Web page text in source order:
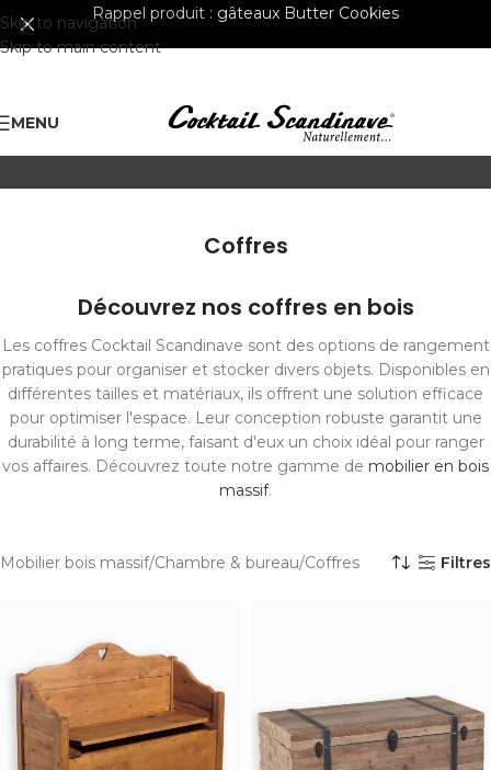
Skip to navigation
Skip to main content
Rappel produit : gâteaux Butter Cookies
MENU
Coffres
Découvrez nos coffres en bois
Les coffres Cocktail Scandinave sont des options de rangement
pratiques pour organiser et stocker divers objets. Disponibles en
différentes tailles et matériaux, ils offrent une solution efficace
pour optimiser l'espace. Leur conception robuste garantit une
durabilité à long terme, faisant d'eux un choix idéal pour ranger
vos affaires. Découvrez toute notre gamme de mobilier en bois
massif.
Mobilier bois massif Chambre & bureau Coffres Filtres